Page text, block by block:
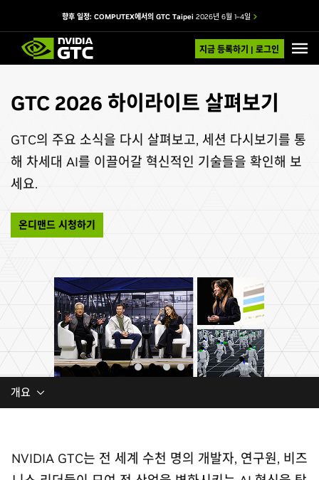
향후 일정: COMPUTEX에서의 GTC Taipei 2026년 6월 1–4일
지금 등록하기 | 로그인
GTC 2026 하이라이트 살펴보기
GTC의 주요 소식을 다시 살펴보고, 세션 다시보기를 통
해 차세대 AI를 이끌어갈 혁신적인 기술들을 확인해 보
세요.
온디맨드 시청하기
개요
NVIDIA GTC는 전 세계 수천 명의 개발자, 연구원, 비즈